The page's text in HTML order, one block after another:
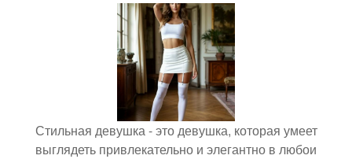
Стильная девушка - это девушка, которая умеет
выглядеть привлекательно и элегантно в любои